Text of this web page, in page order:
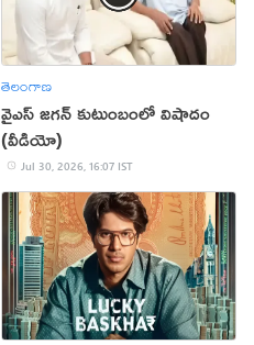
తెలంగాణ
వైఎస్ జగన్ కుటుంబంలో విషాదం
(వీడియో)
Jul 30, 2026, 16:07 IST